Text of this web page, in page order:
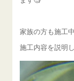
家族の方も施工
施工内容を説明